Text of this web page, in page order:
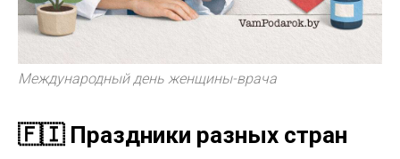
Международный день женщины-врача
🇫🇮 Праздники разных стран